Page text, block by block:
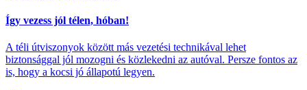
Így vezess jól télen, hóban!
A téli útviszonyok között más vezetési technikával lehet
biztonsággal jól mozogni és közlekedni az autóval. Persze fontos az
is, hogy a kocsi jó állapotú legyen.